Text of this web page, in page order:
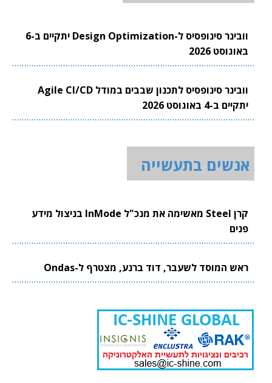
וובינר סינופסיס ל-Design Optimization יתקיים ב-6
באוגוסט 2026
וובינר סינופסיס לתכנון שבבים במודל Agile CI/CD
יתקיים ב-4 באוגוסט 2026
אנשים בתעשייה
קרן Steel מאשימה את מנכ"ל InMode בניצול מידע
פנים
ראש המוסד לשעבר, דוד ברנע, מצטרף ל-Ondas